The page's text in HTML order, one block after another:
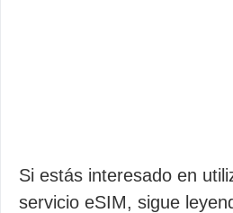
Si estás interesado en
servicio eSIM, sigue